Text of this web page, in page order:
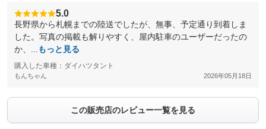
5.0
長野県から札幌までの陸送でしたが、無事、予定通り到着しま
した。写真の掲載も解りやすく、屋内駐車のユーザーだったの
か、...
もっと見る
購入した車種：ダイハツタント
もんちゃん 2026年05月18日
この販売店のレビュー一覧を見る